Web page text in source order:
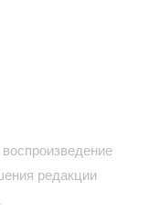
редакции